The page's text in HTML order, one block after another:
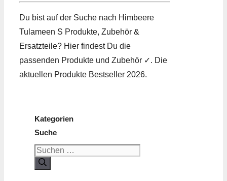
Du bist auf der Suche nach Himbeere
Tulameen S Produkte, Zubehör &
Ersatzteile? Hier findest Du die
passenden Produkte und Zubehör ✓. Die
aktuellen Produkte Bestseller 2026.
Kategorien
Suche
Suchen
nach: